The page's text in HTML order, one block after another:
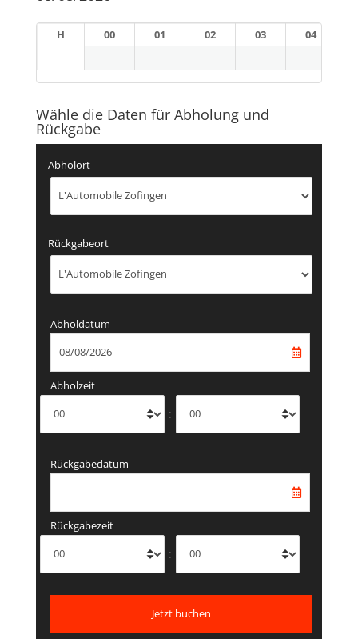
H 00 01 02 03 04
Wähle die Daten für Abholung und
Rückgabe
Abholort
Rückgabeort
Abholdatum
Abholzeit
:
Rückgabedatum
Rückgabezeit
: